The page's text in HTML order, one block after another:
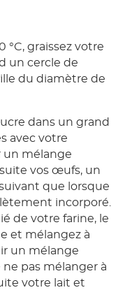
°C, graissez votre
un cercle de
du diamètre de
dans un grand
avec votre
un mélange
vos œufs, un
que lorsque
incorporé.
de votre farine, le
et mélangez à
un mélange
ne pas mélanger à
votre lait et